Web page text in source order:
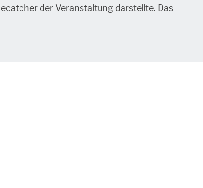
der Veranstaltung darstellte. Das